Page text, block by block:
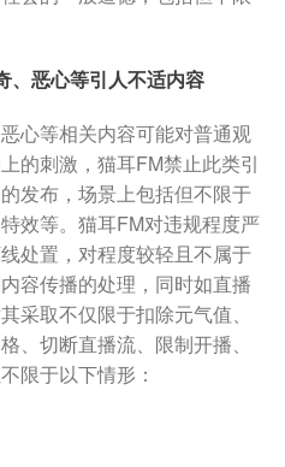
、恶心等引人不适内容
心等相关内容可能对普通观
的刺激，猫耳FM禁止此类引
发布，场景上包括但不限于
效等。猫耳FM对违规程度严
处置，对程度较轻且不属于
容传播的处理，同时如直播
采取不仅限于扣除元气值、
、切断直播流、限制开播、
限于以下情形：